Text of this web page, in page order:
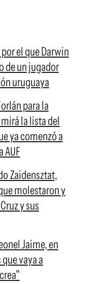
el que Darwin
de un jugador
uruguaya
para la
la lista del
ya comenzó a
AUF
Zaidensztat,
molestaron y
y sus
Jaime, en
vaya a